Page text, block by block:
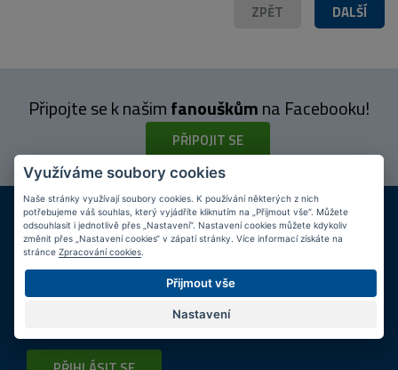
DALŠÍ
ZPĚT
Připojte se k našimfanouškůmna Facebooku!
PŘIPOJIT SE
DOPRAVA ZDARMA
Při nákupu nad 2 000 Kč
KAMENNÉ PRODEJNY
Jsme na trhu více než 10 let
Tipyk nákupu
Napište nám svůj e-mail a my vás budeme informovat
o zajímavých nabídkách!
Využíváme soubory cookies
Naše stránky využívají soubory cookies. K používání některých z nich
potřebujeme váš souhlas, který vyjádříte kliknutím na „Přijmout vše“. Můžete
odsouhlasit i jednotlivě přes „Nastavení“. Nastavení cookies můžete kdykoliv
změnit přes „Nastavení cookies“ v zápatí stránky. Více informací získáte na
stránce Zpracování cookies
Přijmout vše
Nastavení